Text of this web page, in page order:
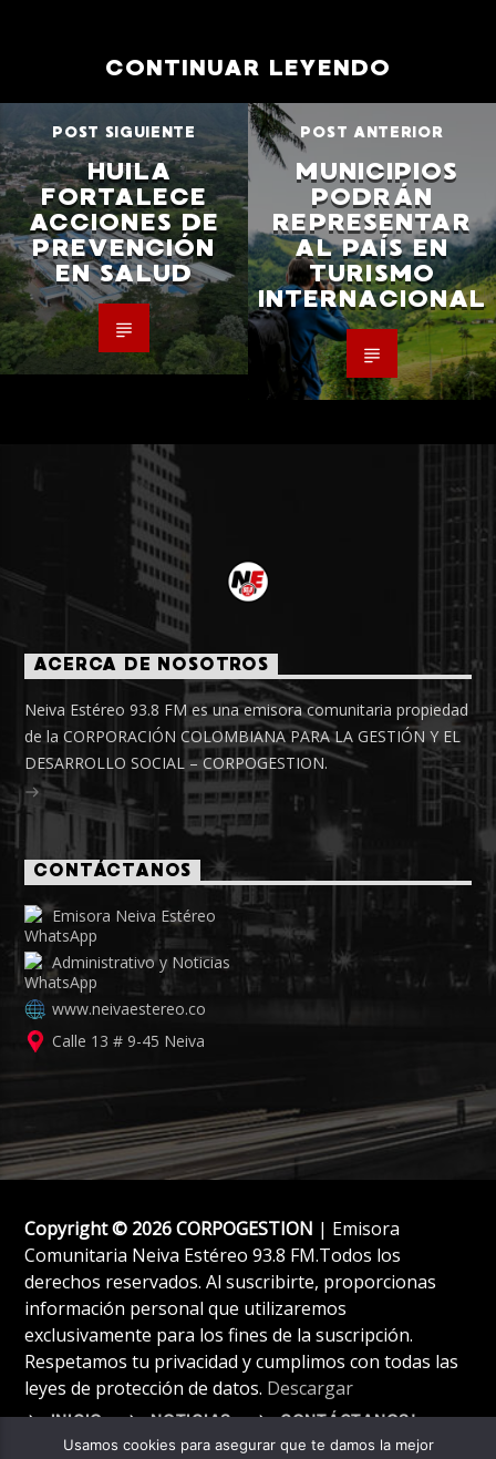
CONTINUAR LEYENDO
POST SIGUIENTE
HUILA
FORTALECE
ACCIONES DE
PREVENCIÓN
EN SALUD
POST ANTERIOR
MUNICIPIOS
PODRÁN
REPRESENTAR
AL PAÍS EN
TURISMO
INTERNACIONAL
ACERCA DE NOSOTROS
Neiva Estéreo 93.8 FM es una emisora comunitaria propiedad
de la CORPORACIÓN COLOMBIANA PARA LA GESTIÓN Y EL
DESARROLLO SOCIAL – CORPOGESTION.
CONTÁCTANOS
Emisora Neiva Estéreo
Administrativo y Noticias
www.neivaestereo.co
Calle 13 # 9-45 Neiva
Copyright © 2026 CORPOGESTION | Emisora
Comunitaria Neiva Estéreo 93.8 FM.Todos los
derechos reservados. Al suscribirte, proporcionas
información personal que utilizaremos
exclusivamente para los fines de la suscripción.
Respetamos tu privacidad y cumplimos con todas las
leyes de protección de datos. Descargar
INICIO NOTICIAS CONTÁCTANOS!
Usamos cookies para asegurar que te damos la mejor